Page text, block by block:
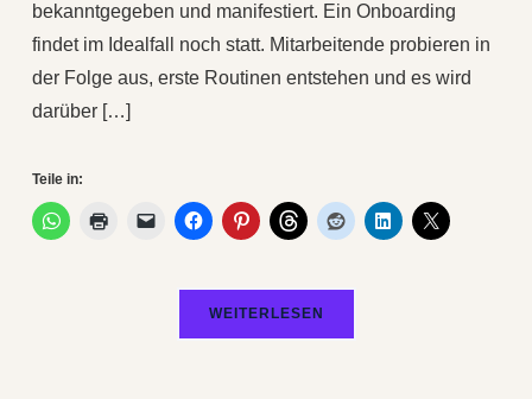
bekanntgegeben und manifestiert. Ein Onboarding
findet im Idealfall noch statt. Mitarbeitende probieren in
der Folge aus, erste Routinen entstehen und es wird
darüber […]
Teile in:
WEITERLESEN